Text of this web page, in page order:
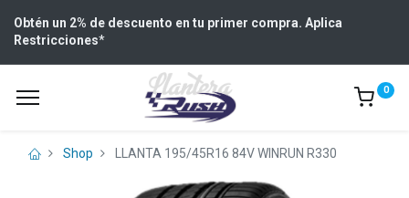
Obtén un 2% de descuento en tu primer compra. Aplica
Restricciones*
0
Shop LLANTA 195/45R16 84V WINRUN R330